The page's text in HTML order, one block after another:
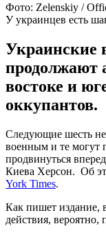
Фото: Zelenskiy /
У украинцев есть
Украинские
продолжают
востоке и
оккупантов.
Следующие шесть
военным и те могут
продвинуться
Киева Херсон. Об
York Times.
Как пишет издание,
действия, вероятно,